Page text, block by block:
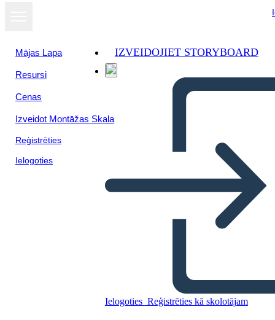
Mājas Lapa
Resursi
Cenas
Izveidot Montāžas Skala
Reģistrēties
Ielogoties
IZVEIDOJIET STORYBOARD
Ielogoties Reģistrēties kā skolotājam
Darblapa 4
Skatīt kā
slaidrādi